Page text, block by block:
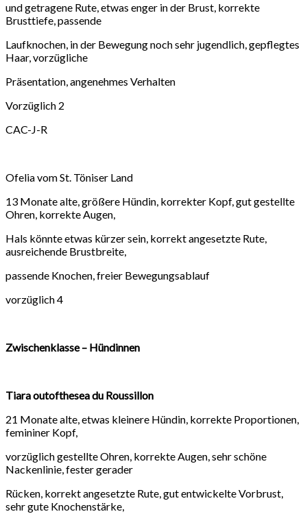
und getragene Rute, etwas enger in der Brust, korrekte
Brusttiefe, passende
Laufknochen, in der Bewegung noch sehr jugendlich, gepflegtes
Haar, vorzügliche
Präsentation, angenehmes Verhalten
Vorzüglich 2
CAC-J-R
Ofelia vom St. Töniser Land
13 Monate alte, größere Hündin, korrekter Kopf, gut gestellte
Ohren, korrekte Augen,
Hals könnte etwas kürzer sein, korrekt angesetzte Rute,
ausreichende Brustbreite,
passende Knochen, freier Bewegungsablauf
vorzüglich 4
Zwischenklasse – Hündinnen
Tiara outofthesea du Roussillon
21 Monate alte, etwas kleinere Hündin, korrekte Proportionen,
femininer Kopf,
vorzüglich gestellte Ohren, korrekte Augen, sehr schöne
Nackenlinie, fester gerader
Rücken, korrekt angesetzte Rute, gut entwickelte Vorbrust,
sehr gute Knochenstärke,